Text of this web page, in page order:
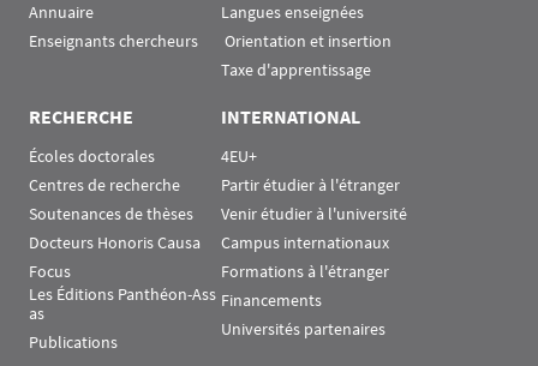
Annuaire
Enseignants chercheurs
Langues enseignées
Orientation et insertion
Taxe d'apprentissage
RECHERCHE
Écoles doctorales
Centres de recherche
Soutenances de thèses
Docteurs Honoris Causa
Focus
Les Éditions Panthéon-Ass
as
Publications
INTERNATIONAL
4EU+
Partir étudier à l'étranger
Venir étudier à l'université
Campus internationaux
Formations à l'étranger
Financements
Universités partenaires